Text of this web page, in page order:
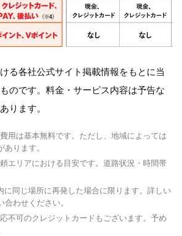
る各社公式サイト掲載情報をもとに当
のです。料金・サービス内容は予告な
ります。
用は基本無料です。ただし、地域によっては
ります。
エリアにおける目安です。道路状況・時間帯
に同じ場所に再発した場合に限ります。詳しい
わせください。
不可のクレジットカードもございます。予め